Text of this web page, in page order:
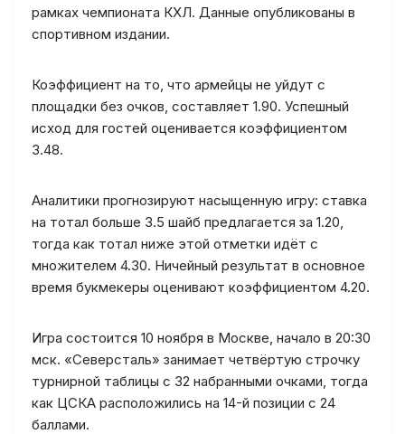
рамках чемпионата КХЛ. Данные опубликованы в
спортивном издании.
Коэффициент на то, что армейцы не уйдут с
площадки без очков, составляет 1.90. Успешный
исход для гостей оценивается коэффициентом
3.48.
Аналитики прогнозируют насыщенную игру: ставка
на тотал больше 3.5 шайб предлагается за 1.20,
тогда как тотал ниже этой отметки идёт с
множителем 4.30. Ничейный результат в основное
время букмекеры оценивают коэффициентом 4.20.
Игра состоится 10 ноября в Москве, начало в 20:30
мск. «Северсталь» занимает четвёртую строчку
турнирной таблицы с 32 набранными очками, тогда
как ЦСКА расположились на 14-й позиции с 24
баллами.